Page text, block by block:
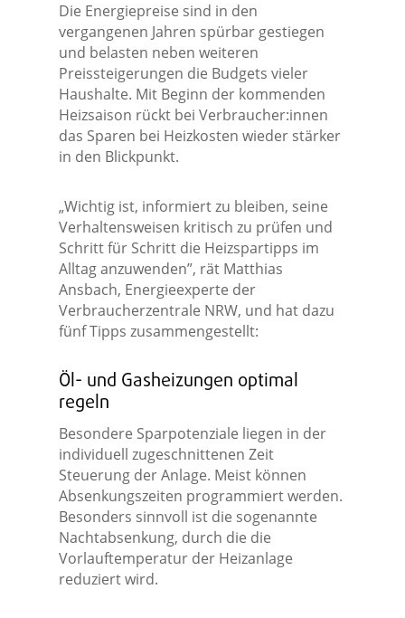
Die Energiepreise sind in den
vergangenen Jahren spürbar gestiegen
und belasten neben weiteren
Preissteigerungen die Budgets vieler
Haushalte. Mit Beginn der kommenden
Heizsaison rückt bei Verbraucher:innen
das Sparen bei Heizkosten wieder stärker
in den Blickpunkt.
„Wichtig ist, informiert zu bleiben, seine
Verhaltensweisen kritisch zu prüfen und
Schritt für Schritt die Heizspartipps im
Alltag anzuwenden”, rät Matthias
Ansbach, Energieexperte der
Verbraucherzentrale NRW, und hat dazu
fünf Tipps zusammengestellt:
Öl- und Gasheizungen optimal
regeln
Besondere Sparpotenziale liegen in der
individuell zugeschnittenen Zeit
Steuerung der Anlage. Meist können
Absenkungszeiten programmiert werden.
Besonders sinnvoll ist die sogenannte
Nachtabsenkung, durch die die
Vorlauftemperatur der Heizanlage
reduziert wird.